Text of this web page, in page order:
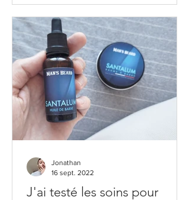
J'ai testé les soins pour
Jonathan
16 sept. 2022